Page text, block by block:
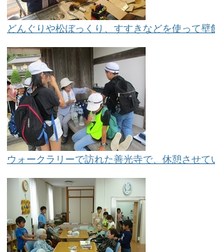
どんぐりや松ぼっくり、すすきなどを使って壁
ウォークラリーで訪れた善光寺で、休憩させて